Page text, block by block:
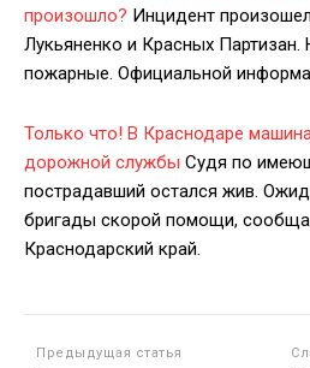
произошло? Инцидент
Лукьяненко и Красных
пожарные. Официальной
Только что! В Краснодаре
дорожной службы Судя по
пострадавший остался жив.
бригады скорой помощи,
Краснодарский край.
Предыдущая статья